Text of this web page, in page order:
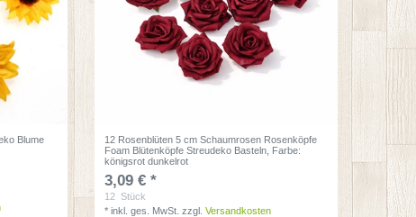
Blume
12 Rosenblüten 5 cm Schaumrosen Rosenköpfe
Foam Blütenköpfe Streudeko Basteln , Farbe:
königsrot dunkelrot
3,09 € *
12 Stück
*inkl. ges. MwSt. zzgl.Versandkosten